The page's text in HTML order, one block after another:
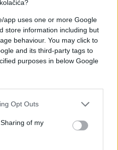
app uses one or more Google
store information including but
behaviour. You may click to
and its third-party tags to
purposes in below Google
Opt Outs
of my
u mišiće tijekom
izbjegavati zato što
neugodne nuspojave
zbog pretjeranog šećera,
toku treninga.